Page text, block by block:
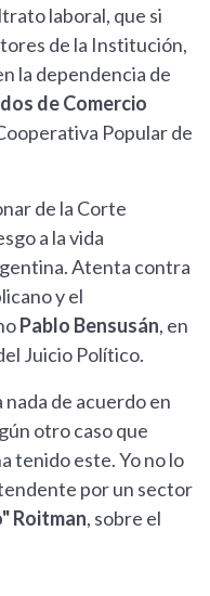
laboral, que si
de la Institución,
la dependencia de
de Comercio
Popular de
de la Corte
a la vida
Atenta contra
y el
Pablo Bensusán, en
Juicio Político.
de acuerdo en
otro caso que
tenido este. Yo no lo
por un sector
Roitman, sobre el